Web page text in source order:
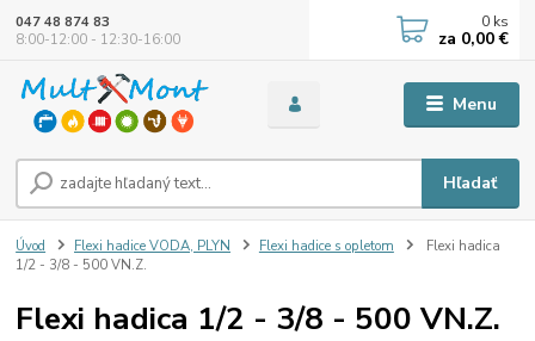
Menu
Hľadať
047 48 874 83
8:00-12:00 - 12:30-16:00
0 ks
za 0,00 €
Úvod Flexi hadice VODA, PLYN Flexi hadice s opletom
Flexi hadica
1/2 - 3/8 - 500 VN.Z.
Flexi hadica 1/2 - 3/8 - 500 VN.Z.